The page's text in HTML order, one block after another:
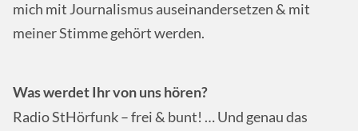
mich mit Journalismus auseinandersetzen & mit
meiner Stimme gehört werden.
Was werdet Ihr von uns hören?
Radio StHörfunk– frei & bunt! … Und genau das